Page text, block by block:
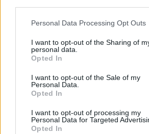
Please note that this website/app uses
not limited to your visit or usage
grant or deny consent to Google and its
use your data for below specified
consent section.
Personal Data Processing Opt Outs
I want to opt-out of the Sharing of
personal data.
Opted In
I want to opt-out of the Sale of my
Personal Data.
Opted In
I want to opt-out of processing my
Personal Data for Targeted
Opted In
Continua a leggere